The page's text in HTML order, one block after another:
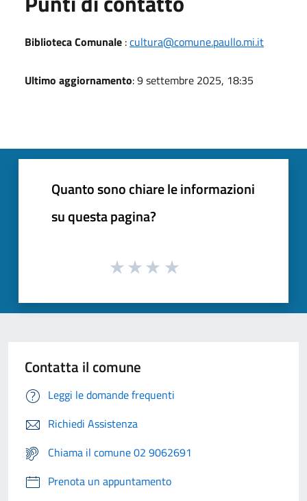
Biblioteca Comunale :cultura@comune.paullo.mi.it
Ultimo aggiornamento: 9 settembre 2025, 18:35
Quanto sono chiare le informazioni
su questa pagina?
Contatta il comune
Leggi le domande frequenti
Richiedi Assistenza
Chiama il comune 02 9062691
Prenota un appuntamento